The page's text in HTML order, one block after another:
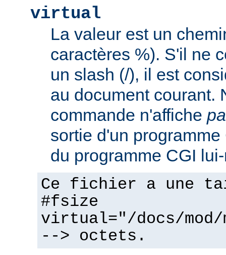
virtual
La valeur est un
caractères %). S'il ne
un slash (/), il est
au document courant.
commande n'affiche
sortie d'un
du programme CGI
Ce fichier a une
#fsize
virtual="/docs/mod/
--> octets.